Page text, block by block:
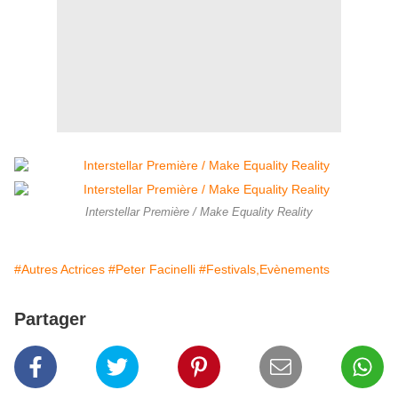
Interstellar Première / Make Equality Reality
#Autres Actrices #Peter Facinelli #Festivals,Evènements
Partager